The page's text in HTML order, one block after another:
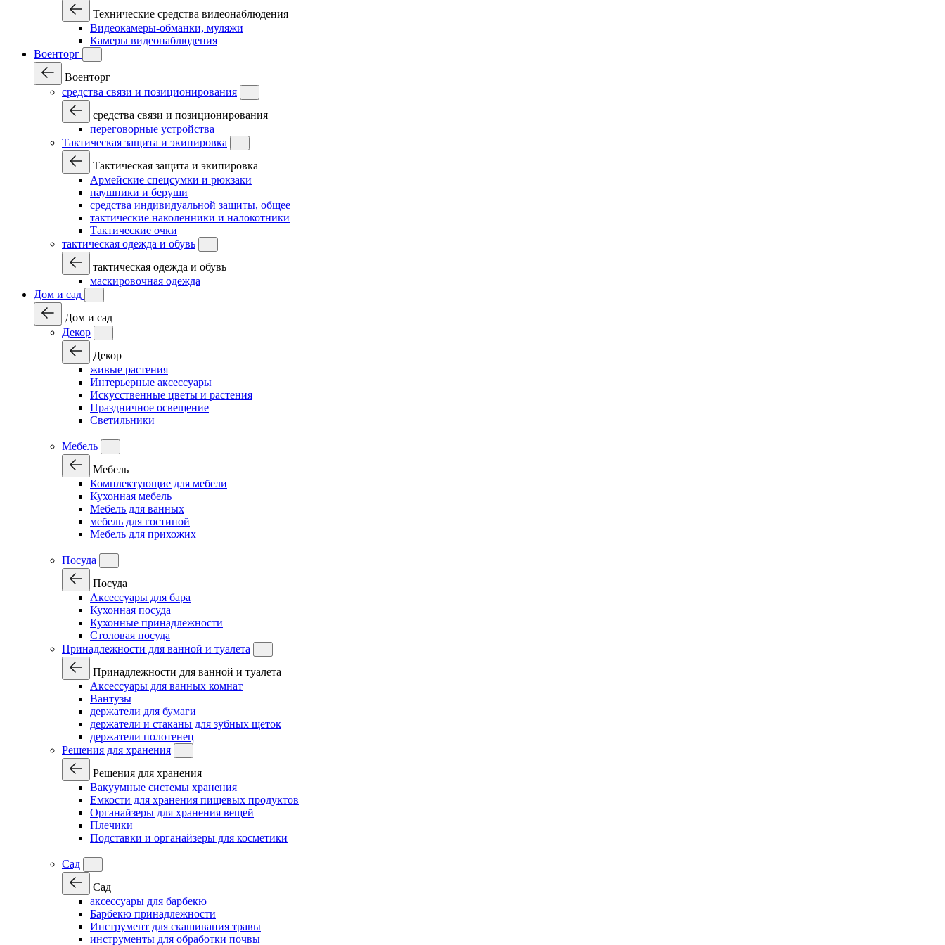
Технические средства видеонаблюдения
Видеокамеры-обманки, муляжи
Камеры видеонаблюдения
Военторг
Военторг
средства связи и позиционирования
средства связи и позиционирования
переговорные устройства
Тактическая защита и экипировка
Тактическая защита и экипировка
Армейские спецсумки и рюкзаки
наушники и беруши
средства индивидуальной защиты, общее
тактические наколенники и налокотники
Тактические очки
тактическая одежда и обувь
тактическая одежда и обувь
маскировочная одежда
Дом и сад
Дом и сад
Декор
Декор
живые растения
Интерьерные аксессуары
Искусственные цветы и растения
Праздничное освещение
Светильники
Мебель
Мебель
Комплектующие для мебели
Кухонная мебель
Мебель для ванных
мебель для гостиной
Мебель для прихожих
Посуда
Посуда
Аксессуары для бара
Кухонная посуда
Кухонные принадлежности
Столовая посуда
Принадлежности для ванной и туалета
Принадлежности для ванной и туалета
Аксессуары для ванных комнат
Вантузы
держатели для бумаги
держатели и стаканы для зубных щеток
держатели полотенец
Решения для хранения
Решения для хранения
Вакуумные системы хранения
Емкости для хранения пищевых продуктов
Органайзеры для хранения вещей
Плечики
Подставки и органайзеры для косметики
Сад
Сад
аксессуары для барбекю
Барбекю принадлежности
Инструмент для скашивания травы
инструменты для обработки почвы